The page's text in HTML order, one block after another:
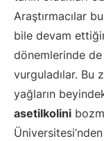
Araştırmacılar
bile devam
dönemlerinde
vurguladılar. Bu
yağların
asetilkolini